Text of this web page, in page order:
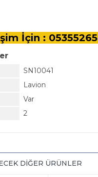
İçin :
SN10041
Lavion
Var
2
DIĞER ÜRÜNLER